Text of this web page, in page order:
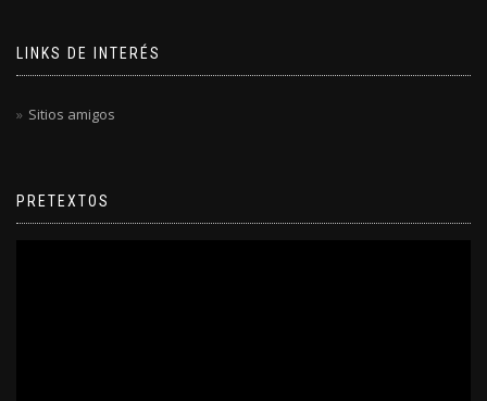
LINKS DE INTERÉS
Sitios amigos
PRETEXTOS